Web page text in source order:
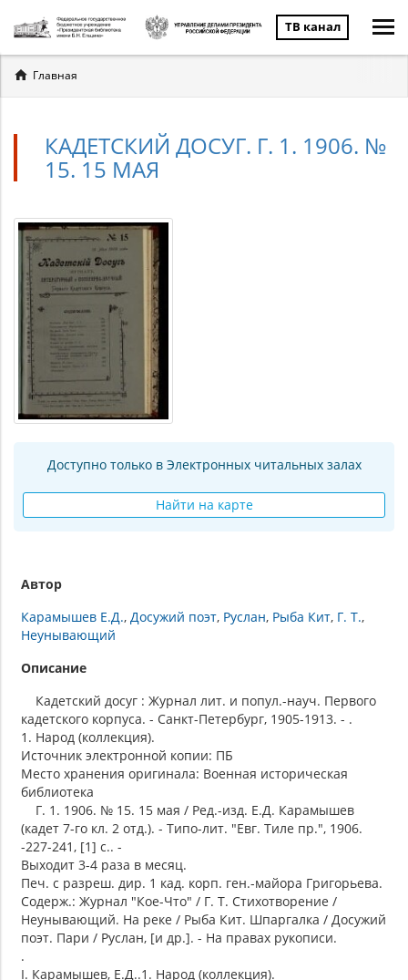
ТВ канал
Вы
здесь
Главная
КАДЕТСКИЙ ДОСУГ. Г. 1. 1906. №
15. 15 МАЯ
Доступно только в Электронных читальных залах
Найти на карте
Автор
Карамышев Е.Д. Досужий поэт Руслан Рыба Кит Г. Т.
Неунывающий
Описание
Кадетский досуг : Журнал лит. и попул.-науч. Первого
кадетского корпуса. - Санкт-Петербург, 1905-1913. - .
1. Народ (коллекция).
Источник электронной копии: ПБ
Место хранения оригинала: Военная историческая
библиотека
Г. 1. 1906. № 15. 15 мая / Ред.-изд. Е.Д. Карамышев
(кадет 7-го кл. 2 отд.). - Типо-лит. "Евг. Тиле пр.", 1906.
-227-241, [1] с.. -
Выходит 3-4 раза в месяц.
Печ. с разреш. дир. 1 кад. корп. ген.-майора Григорьева.
Содерж.: Журнал "Кое-Что" / Г. Т. Стихотворение /
Неунывающий. На реке / Рыба Кит. Шпаргалка / Досужий
поэт. Пари / Руслан, [и др.]. - На правах рукописи.
.
I. Карамышев, Е.Д..1. Народ (коллекция).